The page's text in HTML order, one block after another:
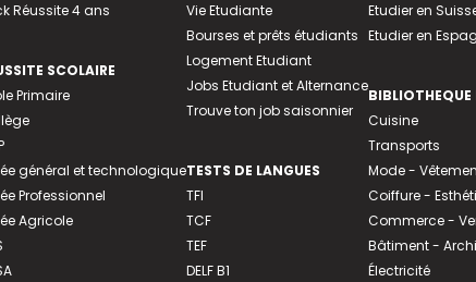
Réussite 4 ans
SCOLAIRE
Primaire
général et technologique
Professionnel
Agricole
Vie Etudiante
Bourses et prêts étudiants
Logement Etudiant
Jobs Etudiant et Alternance
Trouve ton job saisonnier
TESTS DE LANGUES
TFI
TCF
TEF
DELF B1
Etudier en
Etudier en
BIBLIOTHEQUE
Cuisine
Transports
Mode -
Coiffure -
Commerce -
Bâtiment -
Électricité